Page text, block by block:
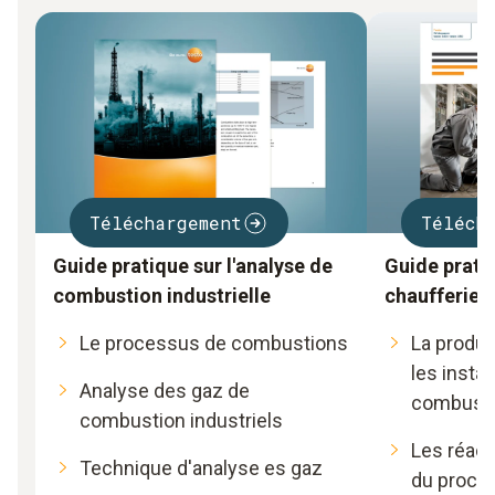
Téléchargement
Guide pratique sur l'analyse de
combustion industrielle
Le processus de combustions
Analyse des gaz de
combustion industriels
Technique d'analyse es gaz
Guide
chaufferies
La
les
Les
du